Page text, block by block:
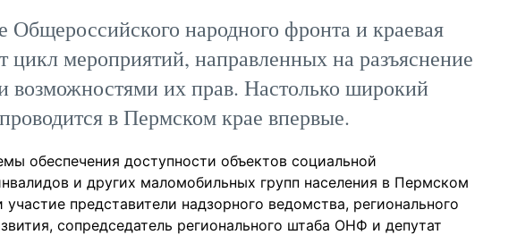
Общероссийского народного фронта и краевая
цикл мероприятий, направленных на разъяснение
их прав. Настолько широкий
в Пермском крае впервые.
обеспечения доступности объектов социальной
и других маломобильных групп населения в Пермском
представители надзорного ведомства, регионального
сопредседатель регионального штаба ОНФ и депутат